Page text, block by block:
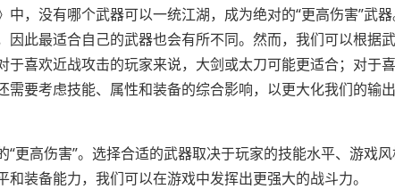
，没有哪个武器可以一统江湖，成为绝对的“更高伤害”武
此最适合自己的武器也会有所不同。然而，我们可以根据
喜欢近战攻击的玩家来说，大剑或太刀可能更适合；对于
要考虑技能、属性和装备的综合影响，以更大化我们的输
更高伤害”。选择合适的武器取决于玩家的技能水平、游戏
装备能力，我们可以在游戏中发挥出更强大的战斗力。